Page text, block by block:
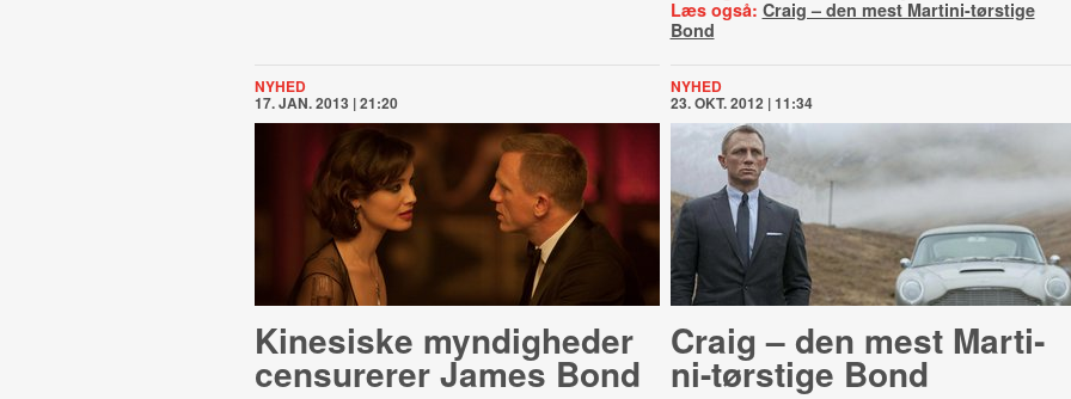
Læs også: Craig – den mest Martini-tørstige
Bond
NYHED
17. JAN. 2013 | 21:20
Kinesiske myndigheder
censurerer James Bond
NYHED
23. OKT. 2012 | 11:34
Craig – den mest Mar­ti­
ni-​tørsti­ge Bond